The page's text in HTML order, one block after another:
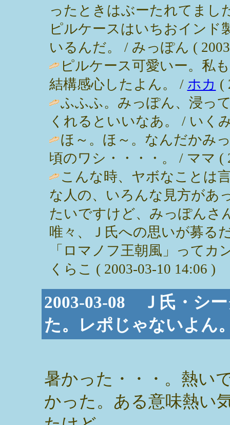
ったときはぶーたれてまし
ピルケースはいちおインド
いるんだ。 / みっぽん (
ピルケース可愛いー。私
結構感心したよん。 / ホカ (
ふふふ。みっぽん、浸っ
くれるといいなあ。 / いく
ほ～。ほ～。なんだかみ
頃のワシ・・・・。 / ママ (
こんな時、ヤボなことは
な人の、いろんな見方があ
たいですけど、みっぽんさ
唯々、Ｊ氏への思いが募
「ロマノフ王朝風」って
くらこ ( 2003-03-10 14:06 )
2003-03-08 Ｊ氏・シ
た。レポじゃないよん
暑かった・・・。熱い
かった。ある意味熱い